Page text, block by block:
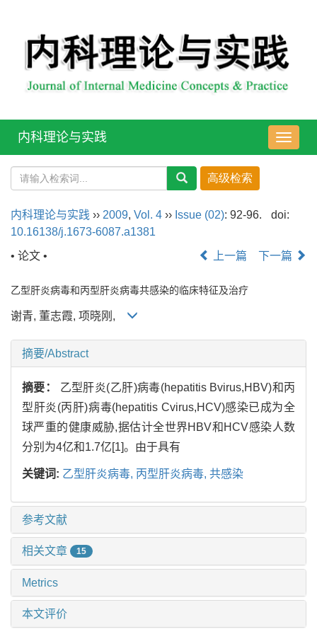
导
航
内科理论与实践
内科理论与实践 ›› 2009, Vol. 4 ›› Issue (02): 92-96.
doi:
10.16138/j.1673-6087.a1381
• 论文 •
上一篇 下一篇
乙型肝炎病毒和丙型肝炎病毒共感染的临床特征及治疗
谢青, 董志霞, 项晓刚,
摘要/Abstract
摘要： 乙型肝炎(乙肝)病毒(hepatitis Bvirus,HBV)和丙
型肝炎(丙肝)病毒(hepatitis Cvirus,HCV)感染已成为全
球严重的健康威胁,据估计全世界HBV和HCV感染人数
分别为4亿和1.7亿[1]。由于具有
关键词: 乙型肝炎病毒, 丙型肝炎病毒, 共感染
参考文献
相关文章 15
Metrics
本文评价